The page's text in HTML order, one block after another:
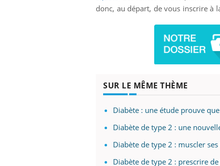
donc, au départ, de vous inscrire à
SUR LE MÊME THÈME
Diabète : une étude prouve
Diabète de type 2 : une
Diabète de type 2 : muscler
Diabète de type 2 : prescrire